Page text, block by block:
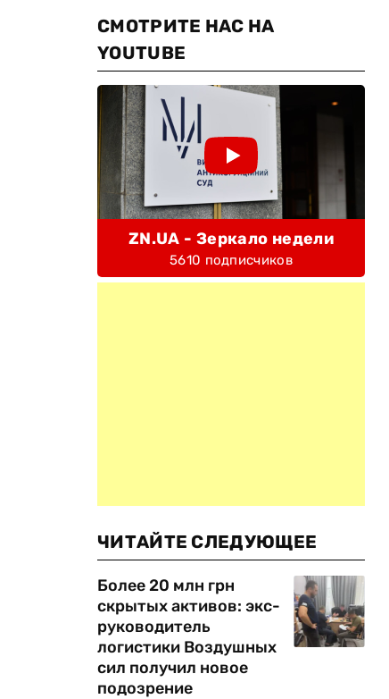
СМОТРИТЕ НАС НА
YOUTUBE
ZN.UA - Зеркало недели
5610 подписчиков
ЧИТАЙТЕ СЛЕДУЮЩЕЕ
Более 20 млн грн
скрытых активов: экс-
руководитель
логистики Воздушных
сил получил новое
подозрение